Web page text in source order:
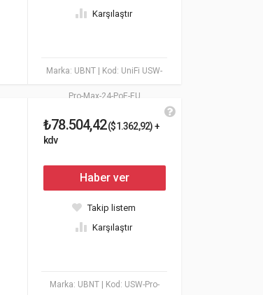
Marka: UBNT | Kod: UniFi USW-
Pro-Max-24-PoE-EU
Karşılaştır
Marka: UBNT | Kod: USW-Pro-
₺78.504,42($1.362,92) +
kdv
Haber ver
Takip listem
Karşılaştır